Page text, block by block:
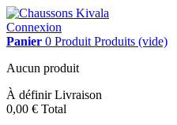
Connexion
Panier 0 Produit Produits (vide)
Aucun produit
À définirLivraison
0,00 € Total